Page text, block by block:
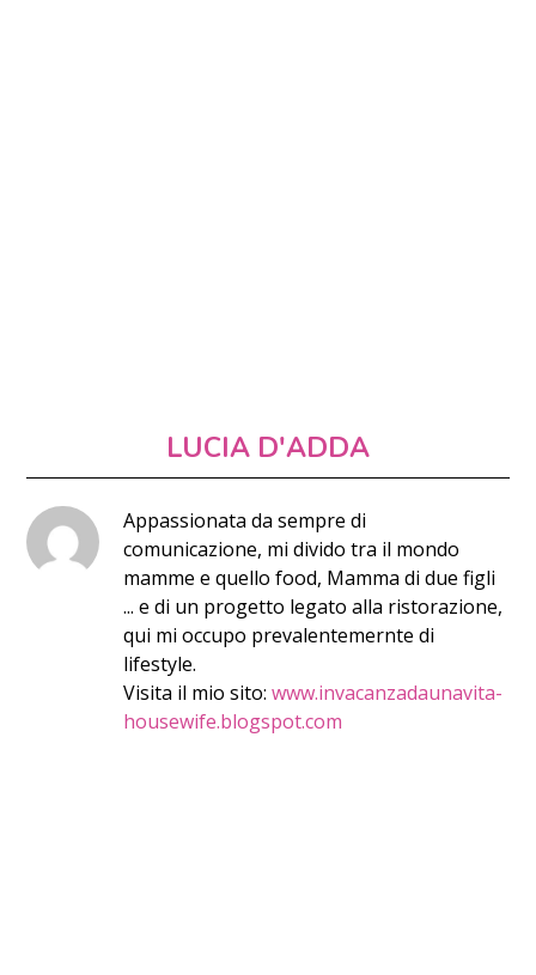
LUCIA D'ADDA
Appassionata da sempre di
comunicazione, mi divido tra il mondo
mamme e quello food, Mamma di due figli
... e di un progetto legato alla ristorazione,
qui mi occupo prevalentemernte di
lifestyle.
Visita il mio sito:www.invacanzadaunavita-
housewife.blogspot.com